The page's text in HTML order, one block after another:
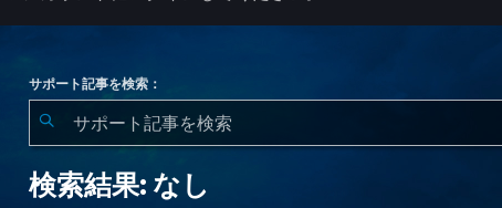
サポート記事を検索：
結
検索結果: なし